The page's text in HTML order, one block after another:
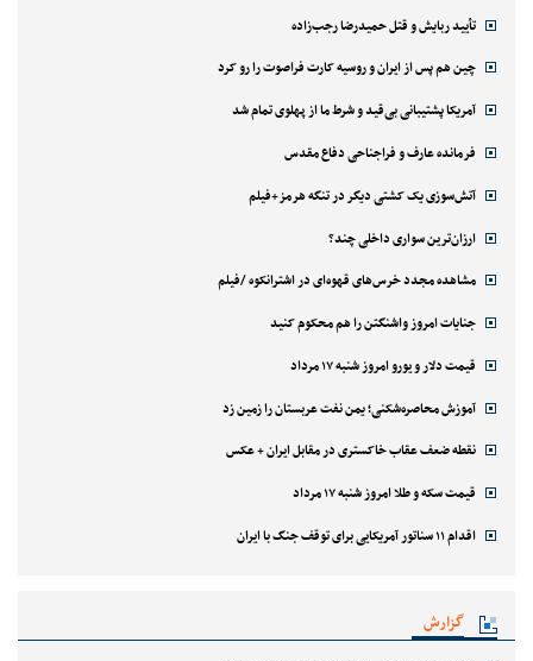
تأیید ربایش و قتل حمیدرضا رجب‌زاده
چین هم پس از ایران و روسیه کارت فراصوت را رو کرد
آمریکا پشتیبانی بی‌قید و شرط ما از پهلوی تمام شد
فرمانده عارف و فراجناحی دفاع مقدس
آتش‌سوزی یک کشتی دیگر در تنگه هرمز+فیلم
ارزان‌ترین سواری داخلی چند؟
مشاهده مجدد خرس‌های قهوه‌ای در اشترانکوه /فیلم
جنایات امروز واشنگتن را هم محکوم کنید
قیمت دلار و یورو امروز شنبه ۱۷ مرداد
آموزش محاصره‌شکنی؛ یمن نفت عربستان را زمین زد
نقطه ضعف عقاب خاکستری در مقابل ایران + عکس
قیمت سکه و طلا امروز شنبه ۱۷ مرداد
اقدام ۱۱ سناتور آمریکایی برای توقف جنگ با ایران
گزارش